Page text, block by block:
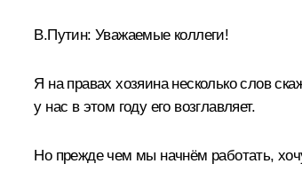
В.Путин: Уважаемые коллеги!
Я на правах хозяина несколько слов
у нас в этом году его возглавляет.
Но прежде чем мы начнём работать,